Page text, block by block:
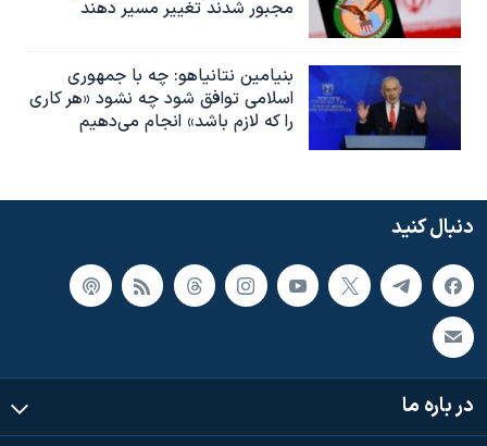
مجبور شدند تغییر مسیر دهند
بنیامین نتانیاهو: چه با جمهوری
اسلامی توافق شود چه نشود «هر کاری
را که لازم باشد» انجام می‌دهیم
دنبال کنید
در باره ما